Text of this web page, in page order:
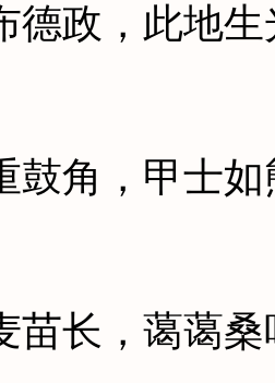
政，此地生
角，甲士如
长，蔼蔼桑